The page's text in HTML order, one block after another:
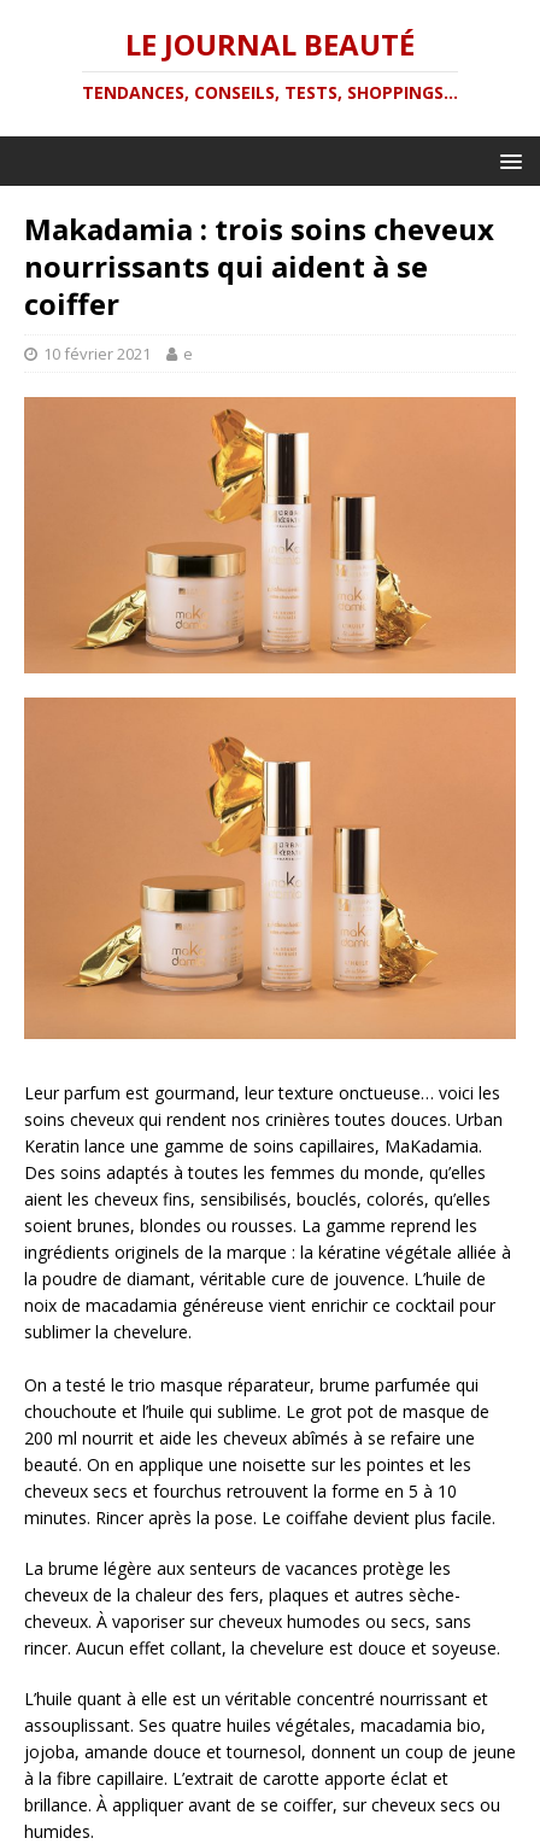
LE JOURNAL BEAUTÉ
TENDANCES, CONSEILS, TESTS, SHOPPINGS...
Makadamia : trois soins cheveux
nourrissants qui aident à se
coiffer
10 février 2021 e
Leur parfum est gourmand, leur texture onctueuse… voici les
soins cheveux qui rendent nos crinières toutes douces. Urban
Keratin lance une gamme de soins capillaires, MaKadamia.
Des soins adaptés à toutes les femmes du monde, qu’elles
aient les cheveux fins, sensibilisés, bouclés, colorés, qu’elles
soient brunes, blondes ou rousses. La gamme reprend les
ingrédients originels de la marque : la kératine végétale alliée à
la poudre de diamant, véritable cure de jouvence. L’huile de
noix de macadamia généreuse vient enrichir ce cocktail pour
sublimer la chevelure.
On a testé le trio masque réparateur, brume parfumée qui
chouchoute et l’huile qui sublime. Le grot pot de masque de
200 ml nourrit et aide les cheveux abîmés à se refaire une
beauté. On en applique une noisette sur les pointes et les
cheveux secs et fourchus retrouvent la forme en 5 à 10
minutes. Rincer après la pose. Le coiffahe devient plus facile.
La brume légère aux senteurs de vacances protège les
cheveux de la chaleur des fers, plaques et autres sèche-
cheveux. À vaporiser sur cheveux humodes ou secs, sans
rincer. Aucun effet collant, la chevelure est douce et soyeuse.
L’huile quant à elle est un véritable concentré nourrissant et
assouplissant. Ses quatre huiles végétales, macadamia bio,
jojoba, amande douce et tournesol, donnent un coup de jeune
à la fibre capillaire. L’extrait de carotte apporte éclat et
brillance. À appliquer avant de se coiffer, sur cheveux secs ou
humides.